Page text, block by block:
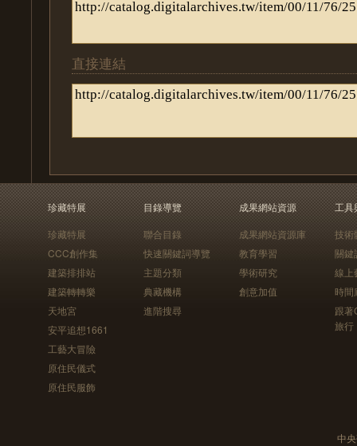
直接連結
珍藏特展
珍藏特展
CCC創作集
建築排排站
建築轉轉樂
天地宮
安平追想1661
工藝大冒險
原住民儀式
原住民服飾
目錄導覽
聯合目錄
快速關鍵詞導覽
主題分類
典藏機構
進階搜尋
成果網站資源
成果網站資源庫
教育學習
學術研究
創意加值
工具
技術
關鍵
線上
時間
跟
旅行
中